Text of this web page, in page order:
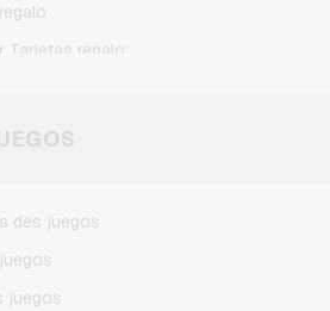
Tarjetas regalo
des juegos
juegos